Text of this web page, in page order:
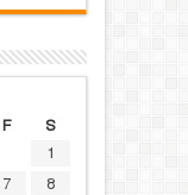
F
S
1
7
8